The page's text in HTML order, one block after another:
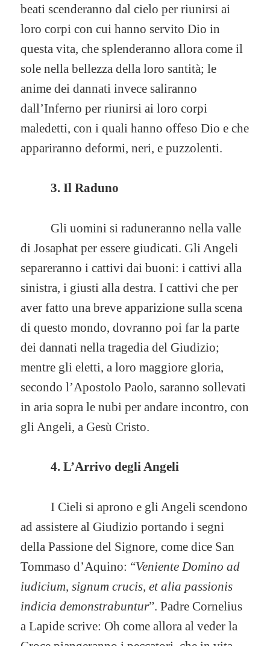
beati scenderanno dal cielo per riunirsi ai
loro corpi con cui hanno servito Dio in
questa vita, che splenderanno allora come il
sole nella bellezza della loro santità; le
anime dei dannati invece saliranno
dall’Inferno per riunirsi ai loro corpi
maledetti, con i quali hanno offeso Dio e che
appariranno deformi, neri, e puzzolenti.
3. Il Raduno
Gli uomini si raduneranno nella valle
di Josaphat per essere giudicati. Gli Angeli
separeranno i cattivi dai buoni: i cattivi alla
sinistra, i giusti alla destra. I cattivi che per
aver fatto una breve apparizione sulla scena
di questo mondo, dovranno poi far la parte
dei dannati nella tragedia del Giudizio;
mentre gli eletti, a loro maggiore gloria,
secondo l’Apostolo Paolo, saranno sollevati
in aria sopra le nubi per andare incontro, con
gli Angeli, a Gesù Cristo.
4. L’Arrivo degli Angeli
I Cieli si aprono e gli Angeli scendono
ad assistere al Giudizio portando i segni
della Passione del Signore, come dice San
Tommaso d’Aquino: “Veniente Domino ad
iudicium, signum crucis, et alia passionis
indicia demonstrabuntur”. Padre Cornelius
a Lapide scrive: Oh come allora al veder la